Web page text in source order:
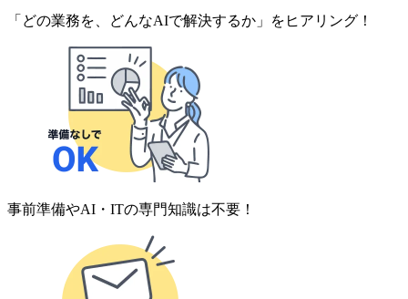
「どの業務を、どんなAIで解決するか」をヒアリング！
事前準備やAI・ITの専門知識は不要！